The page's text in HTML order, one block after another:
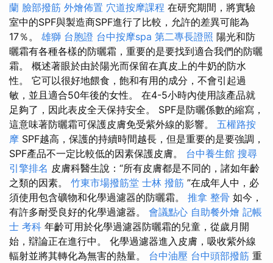
蘭 臉部撥筋 外燴佈置 穴道按摩課程 在研究期間，將實驗
室中的SPF與製造商SPF進行了比較，允許的差異可能為
17％。 雄獅 台胞證 台中按摩spa 第二專長證照 陽光和防
曬霜有各種各樣的防曬霜，重要的是要找到適合我們的防曬
霜。 概述著眼於由於陽光而保留在真皮上的牛奶的防水
性。 它可以很好地餵食，飽和有用的成分，不會引起過
敏，並且適合50年後的女性。 在4-5小時內使用該產品就
足夠了，因此表皮全天保持安全。 SPF是防曬係數的縮寫，
這意味著防曬霜可保護皮膚免受紫外線的影響。 五權路按
摩 SPF越高，保護的持續時間越長，但是重要的是要強調，
SPF產品不一定比較低的因素保護皮膚。 台中養生館 搜尋
引擎排名 皮膚科醫生說：“所有皮膚都是不同的，諸如年齡
之類的因素。 竹東市場撥筋堂 士林 撥筋 ”在成年人中，必
須使用包含礦物和化學過濾器的防曬霜。 推拿 整骨 如今，
有許多耐受良好的化學過濾器。 會議點心 自助餐外燴 記帳
士 考科 年齡可用於化學過濾器防曬霜的兒童，從歲月開
始，辯論正在進行中。 化學過濾器進入皮膚，吸收紫外線
輻射並將其轉化為無害的熱量。 台中油壓 台中頭部撥筋 重